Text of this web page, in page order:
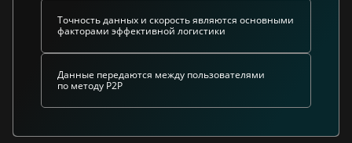
Точность данных и скорость являются основными
факторами эффективной логистики
Данные передаются между пользователями
по методу P2P